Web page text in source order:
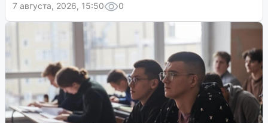
7 августа, 2026, 15:50
0